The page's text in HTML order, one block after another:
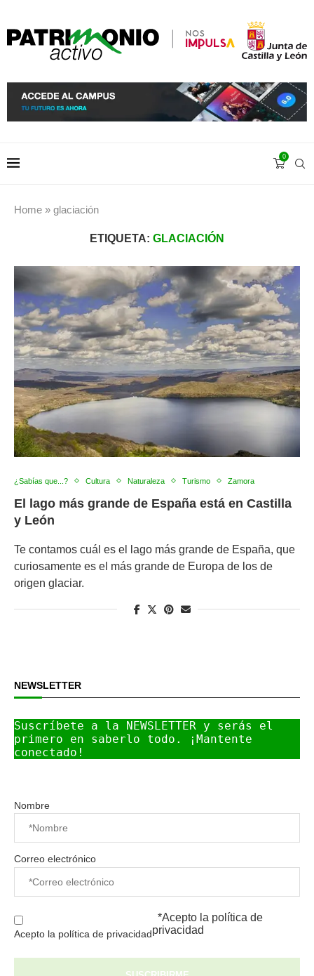
0
Home » glaciación
ETIQUETA: GLACIACIÓN
¿Sabías que...? Cultura Naturaleza Turismo Zamora
El lago más grande de España está en Castilla
y León
Te contamos cuál es el lago más grande de España, que
curiosamente es el más grande de Europa de los de
origen glaciar.
NEWSLETTER
Suscríbete a la NEWSLETTER y serás el
primero en saberlo todo. ¡Mantente
conectado!
Nombre
Correo electrónico
Acepto la política de privacidad
*Acepto la política de
privacidad